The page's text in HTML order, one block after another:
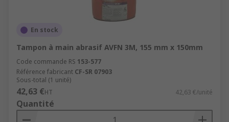
En stock
Tampon à main abrasif AVFN 3M, 155 mm x 150mm
Code commande RS 153-577
Référence fabricant CF-SR 07903
Sous-total (1 unité)
42,63 €HT 42,63 €/unité
Quantité